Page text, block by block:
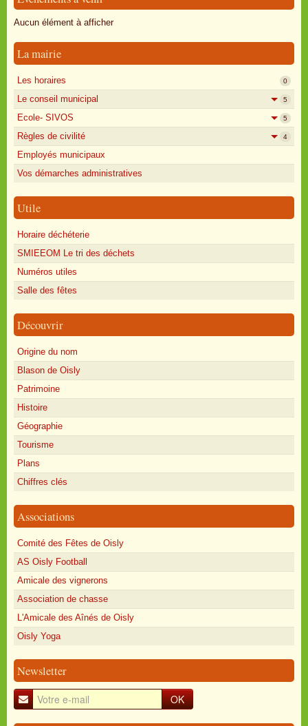
Oisly autrefois
Annonces
Aucun élément à afficher
La mairie
Les horaires 0
Le conseil municipal 5
Ecole- SIVOS 5
Règles de civilité 4
Employés municipaux
Vos démarches administratives
Utile
Horaire déchéterie
SMIEEOM Le tri des déchets
Numéros utiles
Salle des fêtes
Découvrir
Origine du nom
Blason de Oisly
Patrimoine
Histoire
Géographie
Tourisme
Plans
Chiffres clés
Associations
Comité des Fêtes de Oisly
AS Oisly Football
Amicale des vignerons
Association de chasse
L'Amicale des Aînés de Oisly
Oisly Yoga
Newsletter
OK